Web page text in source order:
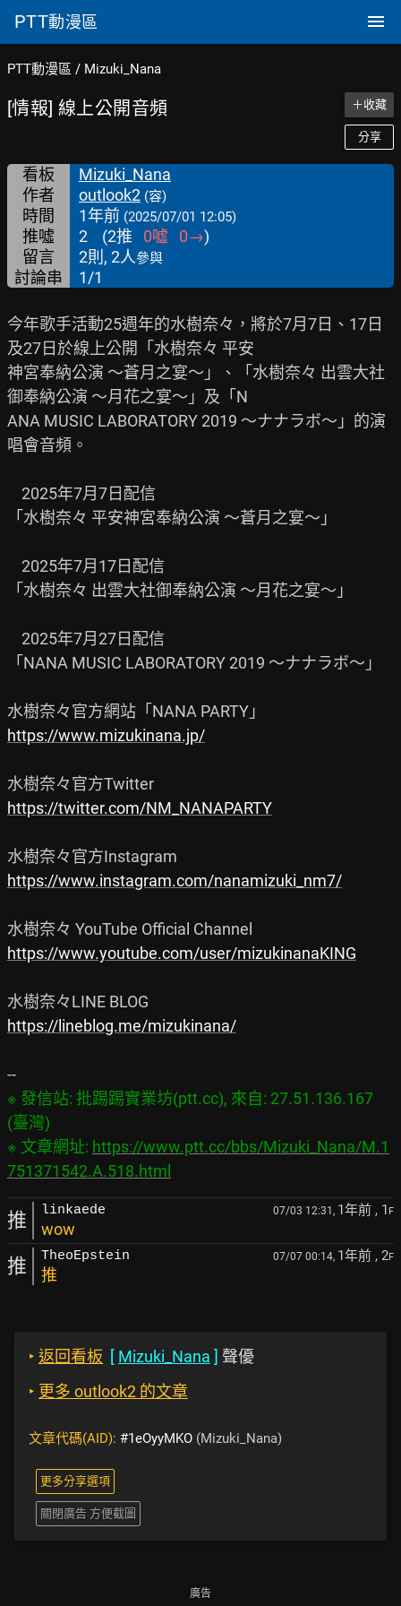
PTT動漫區
PTT動漫區 / Mizuki_Nana
[情報] 線上公開音頻 ＋收藏
分享
看板
Mizuki_Nana
作者
outlook2 (容)
時間 1年前 (2025/07/01 12:05)
推噓 2 (2推 0噓 0→)
留言
2則, 2人參與
討論串 1/1
今年歌手活動25週年的水樹奈々，將於7月7日、17日
及27日於線上公開「水樹奈々 平安
神宮奉納公演 ～蒼月之宴～」、「水樹奈々 出雲大社
御奉納公演 ～月花之宴～」及「N
ANA MUSIC LABORATORY 2019 ～ナナラボ～」的演
唱會音頻。
「水樹奈々 平安神宮奉納公演 ～蒼月之宴～」
「水樹奈々 出雲大社御奉納公演 ～月花之宴～」
「NANA MUSIC LABORATORY 2019 ～ナナラボ～」
https://www.mizukinana.jp/
https://twitter.com/NM_NANAPARTY
https://www.instagram.com/nanamizuki_nm7/
https://www.youtube.com/user/mizukinanaKING
https://lineblog.me/mizukinana/
※ 發信站: 批踢踢實業坊(ptt.cc), 來自: 27.51.136.167
(臺灣)
※ 文章網址: https://www.ptt.cc/bbs/Mizuki_Nana/M.1
751371542.A.518.html
推 linkaede 07/03 12:31, 1年前 , 1 F
wow
推 TheoEpstein 07/07 00:14, 1年前 , 2F
推
‣ 返回看板 [ Mizuki_Nana ] 聲優
‣ 更多 outlook2 的文章
文章代碼(AID): #1eOyyMKO (Mizuki_Nana)
更多分享選項
關閉廣告 方便截圖
廣告